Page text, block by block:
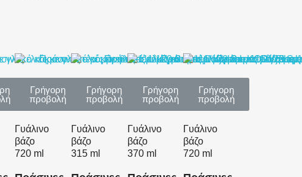
Γρήγορη
προβολή
Γυάλινο
βάζο
720 ml
Γρήγορη
προβολή
Γυάλινο
βάζο
315 ml
Γρήγορη
προβολή
Γυάλινο
βάζο
370 ml
Γρήγορη
προβολή
Γυάλινο
βάζο
720 ml